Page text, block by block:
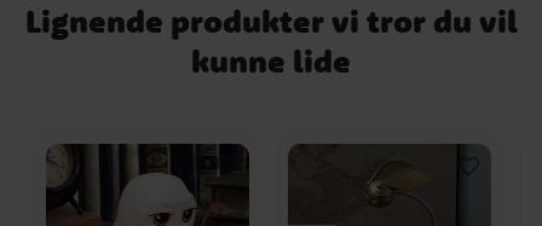
Lignende produkter vi tror du vil
kunne lide